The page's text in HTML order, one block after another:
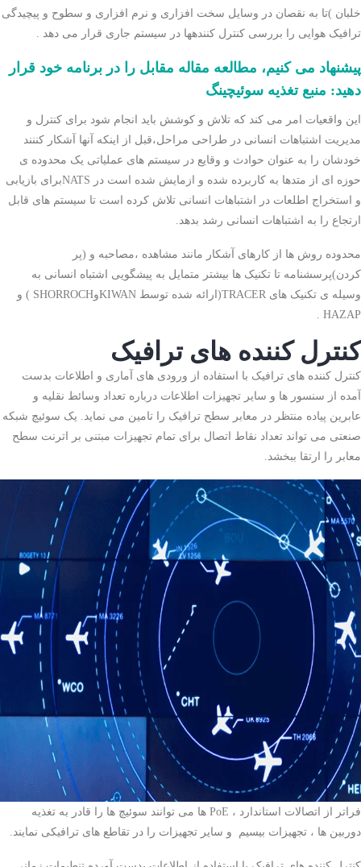
خلبان )تا به نقصان در وسایل سخت افزاری و نرم افزاری و سطوح و پیچیدگی
ترافیک هوایی را بررسی کنترل کنندهها در سیستم جاری قرار می دهد .
پیشنهاد می کنیم، مطالعه مقاله مقابل را در برنامه خود قرار
دهید: منبع تغذیه سوئیچینگ
این واقعیات امر می کند که تلاش و کوشش باید انجام شود برای کنترل و
مدیریت اشتباهات انسانی در طراحی مراحل،قبل از اینکه آنها آشکار کننند
خودشان را به عنوان حوادث و وقایع در سیستم های عملیاتی یک محدوده ی
حوزه ای از متدها به کاربرده شده و ازمایش شده است در NATSبرای بازیابی
و استخراج اطلعات در اشتباهات انسانی تلاش کرده است تا سیستم های قابل
ارتجاع را به اشتباهات انسانی رشد بدهد.
محدوده روش ها از کارهای آشکار مانند مشاهده ،مصاحبه و (پر
کردن)پرسشنامه تا تکنیک ها بیشتر متمایل به پیشگویی اشتباه انسانی به
وسیله ی تکنیک های TRACER(ارائه شده توسط KIWANوSHORROCH ) و
HAZAP .
کنترل کننده های ترافیک
کنترل کننده های ترافیک با استفاده از ورودی های آماری و اطلاعات بدست
آمده از سنسور ها و سایر تجهیزات اطلاعات درباره تعداد وسائط نقلیه و
عابرین پیاده منتظر در معابر سطح ترافیک را تامین می نماید. یک سوئیچ شبکه
صنعتی می تواند تعداد نقاط اتصال برای تمام تجهیزات مبتنی بر اترنت سطح
معابر را ارتقا ببخشد.
فراتر از اتصالات استاندارد ، PoE ها می توانند سوئیچ ها را قادر به تغذیه
دوربین ها ، تجهیزات بیسیم و سایر تجهیزات را در تقاطع های ترافیکی نمایند.